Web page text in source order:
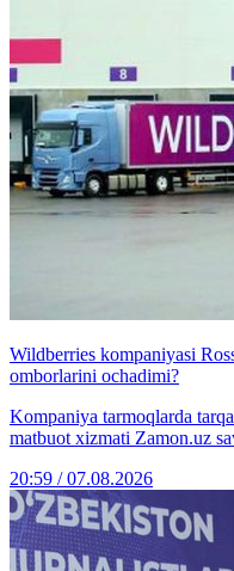
Wildberries kompaniyasi
omborlarini ochadimi?
Kompaniya tarmoqlarda
matbuot xizmati Zamon.uz
20:59 / 07.08.2026